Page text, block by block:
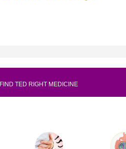
FIND TED RIGHT MEDICINE